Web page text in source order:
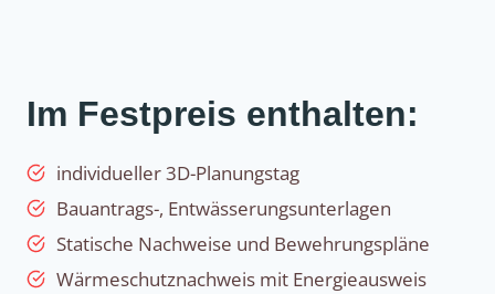
Im Festpreis enthalten:
individueller 3D-Planungstag
Bauantrags-, Entwässerungsunterlagen
Statische Nachweise und Bewehrungspläne
Wärmeschutznachweis mit Energieausweis